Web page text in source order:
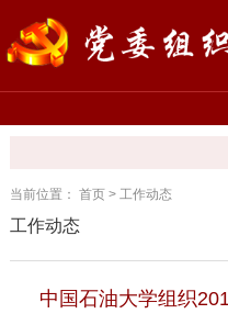
当前位置： 首页> 工作动态
工作动态
中国石油大学组织